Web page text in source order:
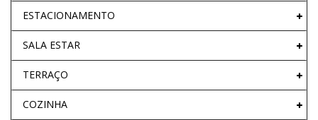
ESTACIONAMENTO
SALA ESTAR
TERRAÇO
COZINHA